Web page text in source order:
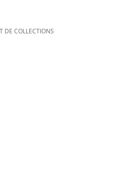
DE COLLECTIONS